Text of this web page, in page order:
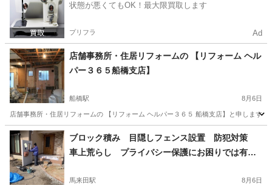
状態が悪くてもOK！最大限買取します
プリフラ Ad
店舗事務所・住居リフォームの 【リフォーム ヘル
パー３６５船橋支店】
船橋駅 8月6日
店舗事務所・住居リフォームの 【リフォーム ヘルパー３６５ 船橋支店】と申します
千葉 船橋市 船橋駅 その他 千葉 習志野市
下総中山駅 その他 見積
ブロック積み 目隠しフェンス設置 防犯対策
車上荒らし プライバシー保護にお困りでは有り
馬来田駅 8月6日